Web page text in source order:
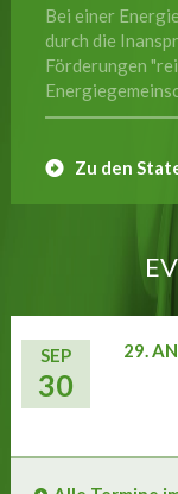
Bei einer
durch die
Förderungen
Zu den
SEP
30
29.